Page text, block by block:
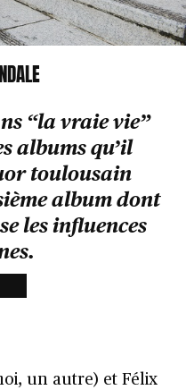
“la vraie vie”
albums qu’il
toulousain
album dont
les influences
un autre) et Félix